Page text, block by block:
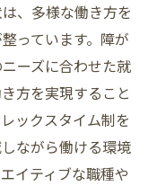
法
例
軟な働き方
用法
、多様な働き方を
っています。障が
ーズに合わせた就
方を実現すること
ックスタイム制を
ながら働ける環境
イティブな職種や